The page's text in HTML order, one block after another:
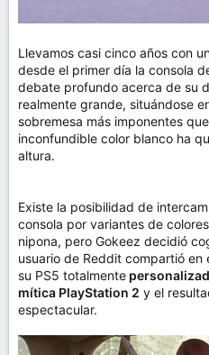
Llevamos casi cinco años con
desde el primer día la consola
debate profundo acerca de su
realmente grande, situándose
sobremesa más imponentes
inconfundible color blanco ha
altura.
Existe la posibilidad de
consola por variantes de
nipona, pero Gokeez decidió
usuario de Reddit compartió
su PS5 totalmente
mítica PlayStation 2 y el
espectacular.